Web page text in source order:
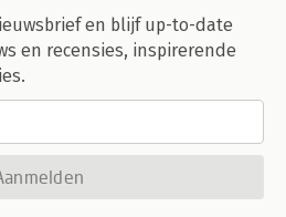
en blijf up-to-date
en recensies, inspirerende